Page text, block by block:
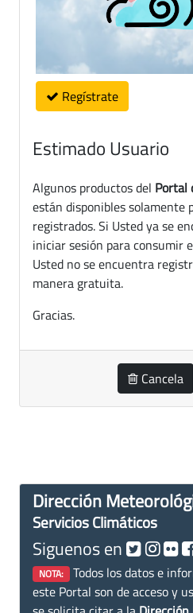
Regístrate
Estimado Usuario
Algunos productos del Portal
están disponibles solamente
registrados. Si Usted ya se
iniciar sesión para consumir
Usted no se encuentra
manera gratuita.
Gracias.
Cancela
Dirección
Servicios Climáticos
Siguenos en
NOTA: Todos los datos e
este Portal son de acceso y